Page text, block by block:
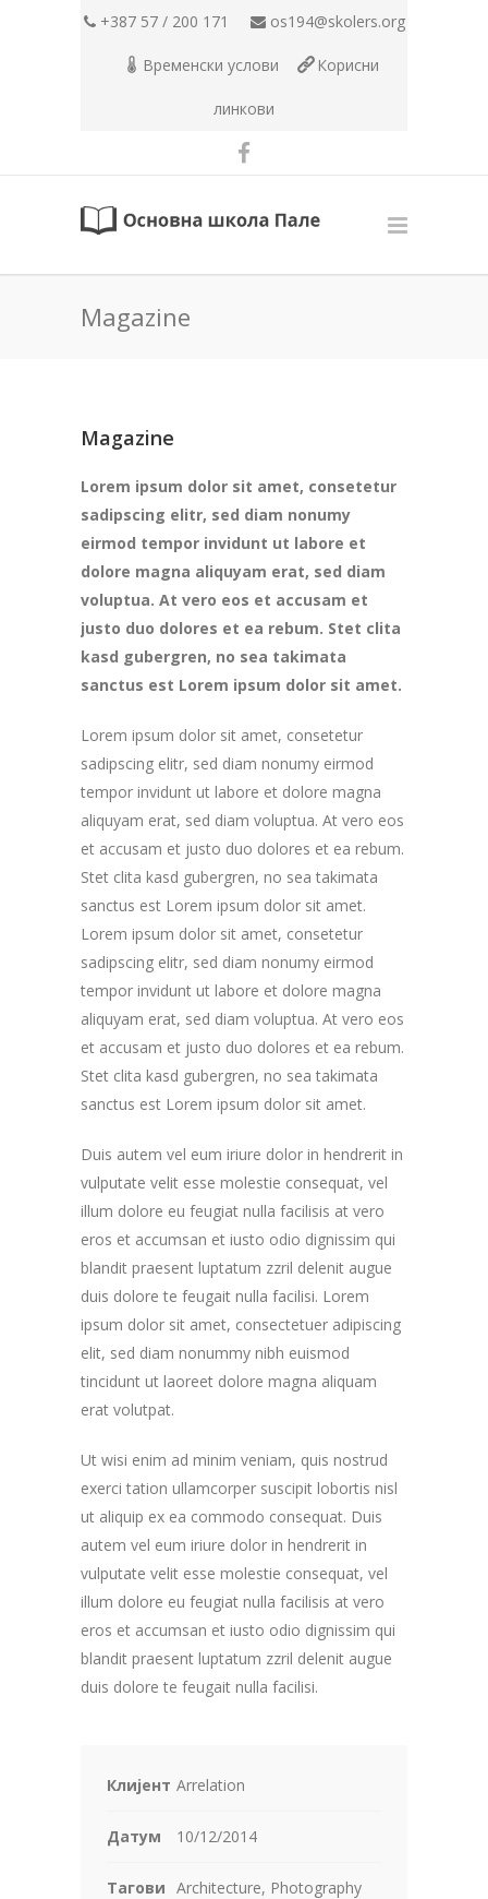
+387 57 / 200 171 os194@skolers.org
Временски услови Корисни
линкови
Magazine
Magazine
Lorem ipsum dolor sit amet, consetetur
sadipscing elitr, sed diam nonumy
eirmod tempor invidunt ut labore et
dolore magna aliquyam erat, sed diam
voluptua. At vero eos et accusam et
justo duo dolores et ea rebum. Stet clita
kasd gubergren, no sea takimata
sanctus est Lorem ipsum dolor sit amet.
Lorem ipsum dolor sit amet, consetetur
sadipscing elitr, sed diam nonumy eirmod
tempor invidunt ut labore et dolore magna
aliquyam erat, sed diam voluptua. At vero eos
et accusam et justo duo dolores et ea rebum.
Stet clita kasd gubergren, no sea takimata
sanctus est Lorem ipsum dolor sit amet.
Lorem ipsum dolor sit amet, consetetur
sadipscing elitr, sed diam nonumy eirmod
tempor invidunt ut labore et dolore magna
aliquyam erat, sed diam voluptua. At vero eos
et accusam et justo duo dolores et ea rebum.
Stet clita kasd gubergren, no sea takimata
sanctus est Lorem ipsum dolor sit amet.
Duis autem vel eum iriure dolor in hendrerit in
vulputate velit esse molestie consequat, vel
illum dolore eu feugiat nulla facilisis at vero
eros et accumsan et iusto odio dignissim qui
blandit praesent luptatum zzril delenit augue
duis dolore te feugait nulla facilisi. Lorem
ipsum dolor sit amet, consectetuer adipiscing
elit, sed diam nonummy nibh euismod
tincidunt ut laoreet dolore magna aliquam
erat volutpat.
Ut wisi enim ad minim veniam, quis nostrud
exerci tation ullamcorper suscipit lobortis nisl
ut aliquip ex ea commodo consequat. Duis
autem vel eum iriure dolor in hendrerit in
vulputate velit esse molestie consequat, vel
illum dolore eu feugiat nulla facilisis at vero
eros et accumsan et iusto odio dignissim qui
blandit praesent luptatum zzril delenit augue
duis dolore te feugait nulla facilisi.
Клијент Arrelation
Датум 10/12/2014
Тагови Architecture, Photography